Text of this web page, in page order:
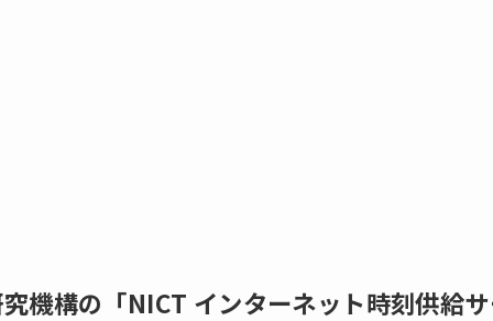
機構の「NICT インターネット時刻供給